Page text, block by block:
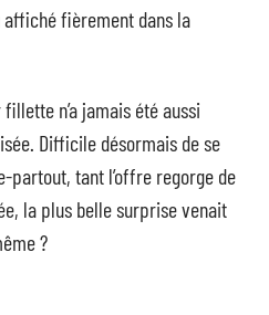
fièrement dans la
n’a jamais été aussi
Difficile désormais de se
partout, tant l’offre regorge de
la plus belle surprise venait
?